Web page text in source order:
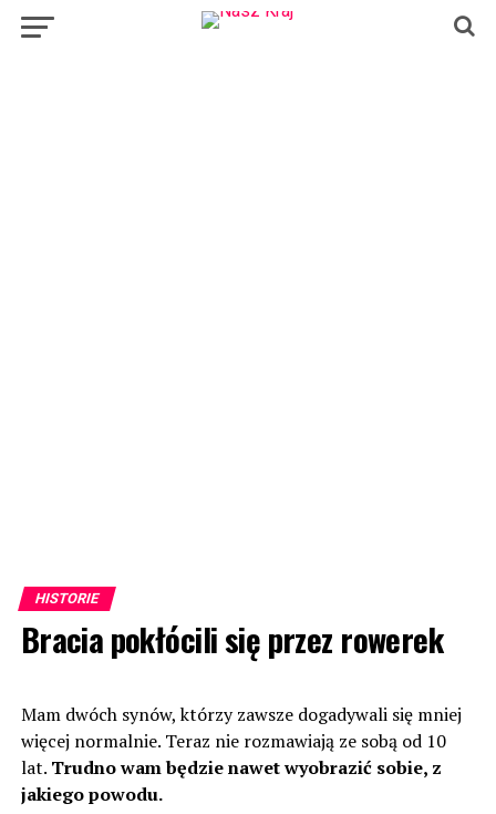
HISTORIE
Bracia pokłócili się przez rowerek
Mam dwóch synów, którzy zawsze dogadywali się mniej
więcej normalnie. Teraz nie rozmawiają ze sobą od 10
lat. Trudno wam będzie nawet wyobrazić sobie, z
jakiego powodu.